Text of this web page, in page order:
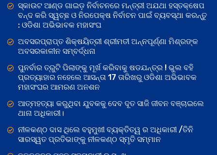
ସ୍କାଉଟ ଆଣ୍ଡ ଗାଇଡ଼ ନିର୍ବାଚନରେ ମନ୍ତ୍ରୀ ଅଯଥା ହସ୍ତକ୍ଷେପ
ବନ୍ଦ କରି ସ୍ୱଚ୍ଛ ଓ ନିରପେକ୍ଷ ନିର୍ବାଚନ ପାଇଁ ବ୍ୟବସ୍ଥା କରନ୍ତୁ
: ଓଡିଶା ଅଭିଭାବକ ମହାସଂଘ
ଅବସରପ୍ରାପ୍ତ ଶିକ୍ଷୟିତ୍ରୀ ଶ୍ରୀମତୀ ଅନ୍ନପୂର୍ଣ୍ଣା ମିଶ୍ରଙ୍କ
ଅବସରକାଳୀନ ସମ୍ବର୍ଦ୍ଧନା
ପୁନର୍ବାର ତ୍ରୁଟି ପିଲାଙ୍କୁ ମୂର୍ଖ କରିବାକୁ ଷଡଯନ୍ତ୍ର ! ଭୁଲ ବହି
ପ୍ରତ୍ୟାହାର ନହେଲେ ଆସନ୍ତା 17 ତାରିଖରୁ ଓଡିଶା ଅଭିଭାବକ
ମହାସଂଘର ଆମରଣ ଅନଶନ
ଆତ୍ମହତ୍ୟା କରୁଥିବା ଯୁବକକୁ ଦେବ ଦୂତ ସାଜି ଜୀବନ ବଞ୍ଚାଇଲେ
ଥାନା ଅଧିକାରୀ।
ନୀଳକଣ୍ଠ ଦାସ ଥିଲେ ବହୁମୁଖୀ ବ୍ୟକ୍ତିତ୍ୱ ର ଅଧିକାରୀ /ତିନି
ସାରସ୍ୱତ ପ୍ରତିଭାଙ୍କୁ ନୀଳକଣ୍ଠ ସ୍ମୃତି ସମ୍ମାନ